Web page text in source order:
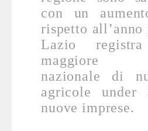
con un
rispetto all’anno
Lazio
maggiore
nazionale di
agricole under
nuove imprese.